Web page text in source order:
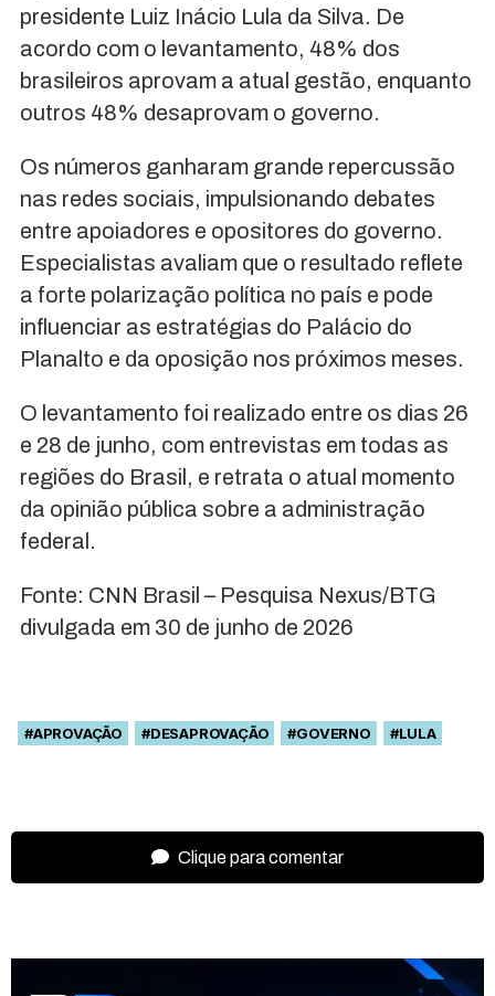
presidente Luiz Inácio Lula da Silva. De
acordo com o levantamento, 48% dos
brasileiros aprovam a atual gestão, enquanto
outros 48% desaprovam o governo.
Os números ganharam grande repercussão
nas redes sociais, impulsionando debates
entre apoiadores e opositores do governo.
Especialistas avaliam que o resultado reflete
a forte polarização política no país e pode
influenciar as estratégias do Palácio do
Planalto e da oposição nos próximos meses.
O levantamento foi realizado entre os dias 26
e 28 de junho, com entrevistas em todas as
regiões do Brasil, e retrata o atual momento
da opinião pública sobre a administração
federal.
Fonte: CNN Brasil – Pesquisa Nexus/BTG
divulgada em 30 de junho de 2026
#APROVAÇÃO #DESAPROVAÇÃO #GOVERNO #LULA
Clique para comentar